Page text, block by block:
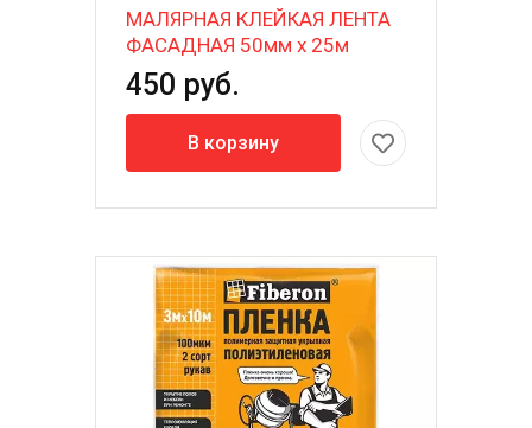
МАЛЯРНАЯ КЛЕЙКАЯ ЛЕНТА
ФАСАДНАЯ 50мм х 25м
450 руб.
В корзину